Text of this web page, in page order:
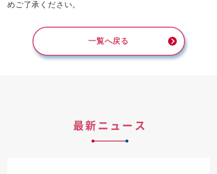
めご了承ください。
一覧へ戻る
最新ニュース